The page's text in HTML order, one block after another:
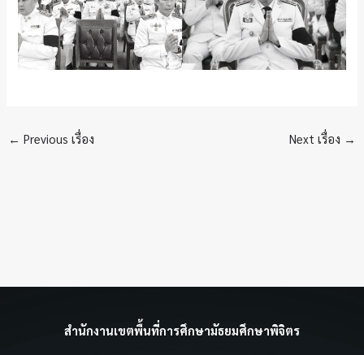
← Previous เรื่อง Next เรื่อง →
สำนักงานเขตพื้นที่การศึกษามัธยมศึกษาพิจิตร